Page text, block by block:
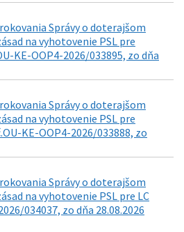
Správy o doterajšom
na vyhotovenie PSL pre
KE-OOP4-2026/033895, zo dňa
Správy o doterajšom
na vyhotovenie PSL pre
KE-OOP4-2026/033888, zo
Správy o doterajšom
na vyhotovenie PSL pre LC
034037, zo dňa 28.08.2026